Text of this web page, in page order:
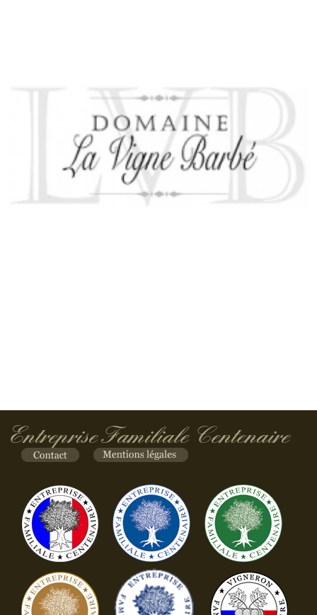
Entreprise Familiale Centenaire